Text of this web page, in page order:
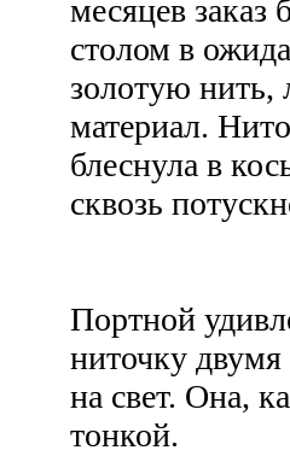
месяцев заказ
столом в
золотую нить,
материал.
блеснула в
сквозь
Портной
ниточку двумя
на свет. Она,
тонкой.